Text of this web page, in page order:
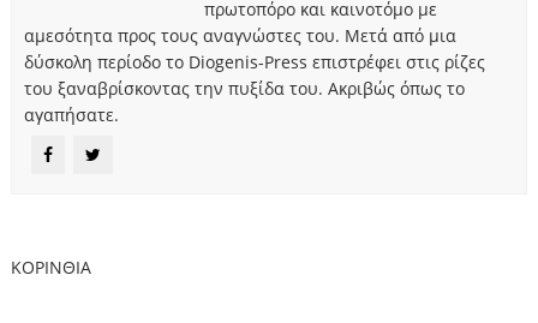
πρωτοπόρο και καινοτόμο με
αμεσότητα προς τους αναγνώστες του. Μετά από μια
δύσκολη περίοδο το Diogenis-Press επιστρέφει στις ρίζες
του ξαναβρίσκοντας την πυξίδα του. Ακριβώς όπως το
αγαπήσατε.
ΚΟΡΙΝΘΙΑ